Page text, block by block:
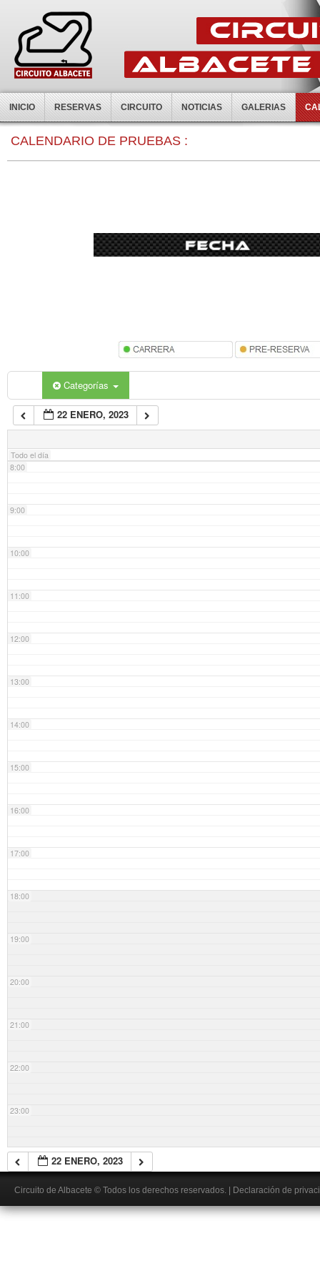
INICIO RESERVAS CIRCUITO NOTICIAS GALERIAS
CALENDARIO DE PRUEBAS :
Categorías
22 ENERO, 2023
Todo el día
0:00
7:00
8:00
9:00
10:00
11:00
12:00
13:00
14:00
15:00
16:00
17:00
18:00
19:00
20:00
21:00
22:00
23:00
22 ENERO, 2023
Circuito de Albacete © Todos los derechos reservados. Declaración de